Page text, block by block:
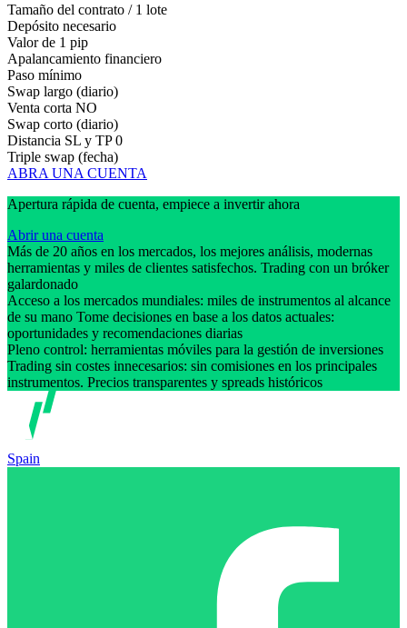
Tamaño del contrato / 1 lote
Depósito necesario
Valor de 1 pip
Apalancamiento financiero
Paso mínimo
Swap largo (diario)
Venta corta NO
Swap corto (diario)
Distancia SL y TP 0
Triple swap (fecha)
ABRA UNA CUENTA
Apertura rápida de cuenta, empiece a invertir ahora
Abrir una cuenta
Más de 20 años en los mercados, los mejores análisis, modernas
herramientas y miles de clientes satisfechos. Trading con un bróker
galardonado
Acceso a los mercados mundiales: miles de instrumentos al alcance
de su mano Tome decisiones en base a los datos actuales:
oportunidades y recomendaciones diarias
Pleno control: herramientas móviles para la gestión de inversiones
Trading sin costes innecesarios: sin comisiones en los principales
instrumentos. Precios transparentes y spreads históricos
Spain